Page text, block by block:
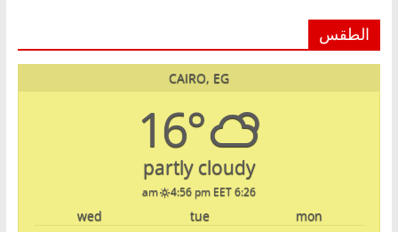
الطقس
CAIRO, EG
16°
partly cloudy
6:26 am
4:56 pm EET
mon
tue
wed